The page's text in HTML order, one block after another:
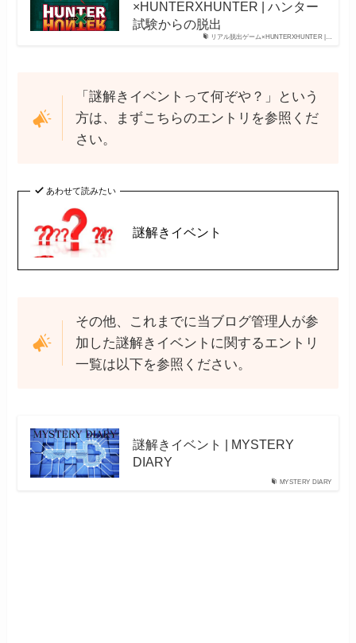
リアル脱出ゲーム×HUNTERXHUNTER |…
×HUNTERXHUNTER | ハンター
試験からの脱出
「謎解きイベントって何ぞや？」という
方は、まずこちらのエントリを参照くだ
さい。
あわせて読みたい
謎解きイベント
その他、これまでに当ブログ管理人が参
加した謎解きイベントに関するエントリ
一覧は以下を参照ください。
MYSTERY DIARY
謎解きイベント | MYSTERY
DIARY